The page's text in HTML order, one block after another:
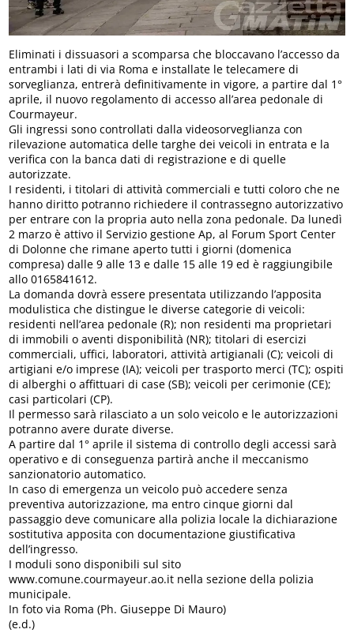
Eliminati i dissuasori a scomparsa che bloccavano l’accesso da
entrambi i lati di via Roma e installate le telecamere di
sorveglianza, entrerà definitivamente in vigore, a partire dal 1°
aprile, il nuovo regolamento di accesso all’area pedonale di
Courmayeur.
Gli ingressi sono controllati dalla videosorveglianza con
rilevazione automatica delle targhe dei veicoli in entrata e la
verifica con la banca dati di registrazione e di quelle
autorizzate.
I residenti, i titolari di attività commerciali e tutti coloro che ne
hanno diritto potranno richiedere il contrassegno autorizzativo
per entrare con la propria auto nella zona pedonale. Da lunedì
2 marzo è attivo il Servizio gestione Ap, al Forum Sport Center
di Dolonne che rimane aperto tutti i giorni (domenica
compresa) dalle 9 alle 13 e dalle 15 alle 19 ed è raggiungibile
allo 0165841612.
La domanda dovrà essere presentata utilizzando l’apposita
modulistica che distingue le diverse categorie di veicoli:
residenti nell’area pedonale (R); non residenti ma proprietari
di immobili o aventi disponibilità (NR); titolari di esercizi
commerciali, uffici, laboratori, attività artigianali (C); veicoli di
artigiani e/o imprese (IA); veicoli per trasporto merci (TC); ospiti
di alberghi o affittuari di case (SB); veicoli per cerimonie (CE);
casi particolari (CP).
Il permesso sarà rilasciato a un solo veicolo e le autorizzazioni
potranno avere durate diverse.
A partire dal 1° aprile il sistema di controllo degli accessi sarà
operativo e di conseguenza partirà anche il meccanismo
sanzionatorio automatico.
In caso di emergenza un veicolo può accedere senza
preventiva autorizzazione, ma entro cinque giorni dal
passaggio deve comunicare alla polizia locale la dichiarazione
sostitutiva apposita con documentazione giustificativa
dell’ingresso.
I moduli sono disponibili sul sito
www.comune.courmayeur.ao.it nella sezione della polizia
municipale.
In foto via Roma (Ph. Giuseppe Di Mauro)
(e.d.)